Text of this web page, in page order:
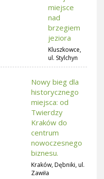
miejsce
nad
brzegiem
jeziora
Kluszkowce,
ul. Stylchyn
Nowy bieg dla
historycznego
miejsca: od
Twierdzy
Kraków do
centrum
nowoczesnego
biznesu.
Kraków, Dębniki, ul.
Zawiła